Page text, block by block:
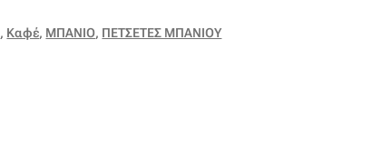
, Καφέ, ΜΠΑΝΙΟ, ΠΕΤΣΕΤΕΣ ΜΠΑΝΙΟΥ